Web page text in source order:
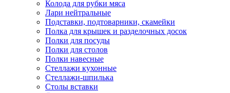
Колода для рубки мяса
Лари нейтральные
Подставки, подтоварники, скамейки
Полка для крышек и разделочных досок
Полки для посуды
Полки для столов
Полки навесные
Стеллажи кухонные
Стеллажи-шпилька
Столы вставки